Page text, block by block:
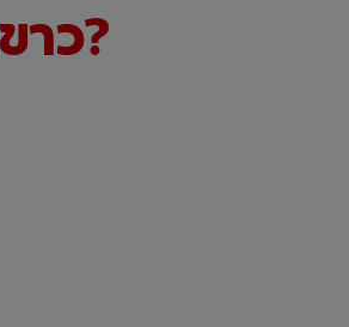
าว?